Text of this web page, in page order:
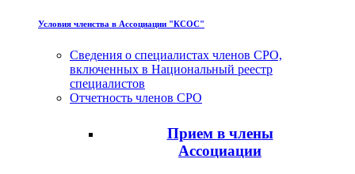
Условия членства в Ассоциации "КСОС"
Сведения о специалистах членов СРО,
включенных в Национальный реестр
специалистов
Отчетность членов СРО
Прием в члены
Ассоциации